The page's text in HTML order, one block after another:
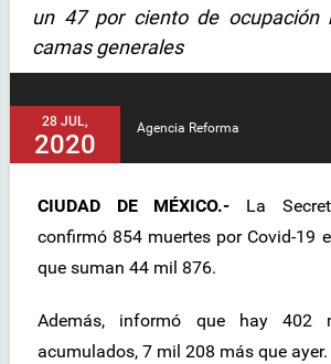
un 47 por ciento de ocupación
camas generales
28 JUL,
2020
Agencia Reforma
CIUDAD DE MÉXICO.- La
confirmó 854 muertes por Covid-19
que suman 44 mil 876.
Además, informó que hay 402
acumulados, 7 mil 208 más que ayer.